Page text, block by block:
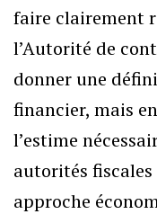
faire clairement
l’Autorité de
donner une
financier, mais
l’estime
autorités
approche